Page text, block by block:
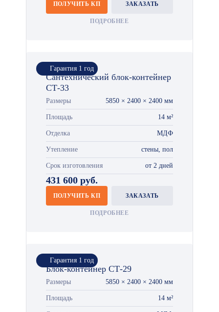
ПОЛУЧИТЬ КП ЗАКАЗАТЬ
ПОДРОБНЕЕ
Гарантия 1 год
Сантехнический блок-контейнер
СТ-33
Размеры 5850 × 2400 × 2400 мм
Площадь 14 м²
Отделка МДФ
Утепление стены, пол
Срок изготовления от 2 дней
431 600 руб.
ПОЛУЧИТЬ КП ЗАКАЗАТЬ
ПОДРОБНЕЕ
Гарантия 1 год
Блок-контейнер СТ-29
Размеры 5850 × 2400 × 2400 мм
Площадь 14 м²